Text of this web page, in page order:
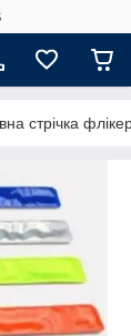
стрічка